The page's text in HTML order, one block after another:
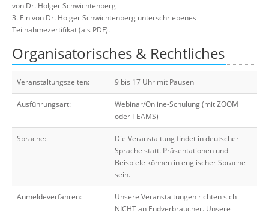
von Dr. Holger Schwichtenberg
3. Ein von Dr. Holger Schwichtenberg unterschriebenes
Teilnahmezertifikat (als PDF).
Organisatorisches & Rechtliches
Veranstaltungszeiten: 9 bis 17 Uhr mit Pausen
Ausführungsart:
Webinar/Online-Schulung (mit ZOOM
oder TEAMS)
Sprache:
Die Veranstaltung findet in deutscher
Sprache statt. Präsentationen und
Beispiele können in englischer Sprache
sein.
Anmeldeverfahren:
Unsere Veranstaltungen richten sich
NICHT an Endverbraucher. Unsere